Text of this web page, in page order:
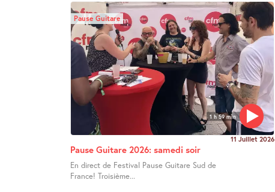
1 h 59 min
Pause Guitare
11 Juillet 2026
Pause Guitare 2026: samedi soir
En direct de Festival Pause Guitare Sud de
France! Troisième...